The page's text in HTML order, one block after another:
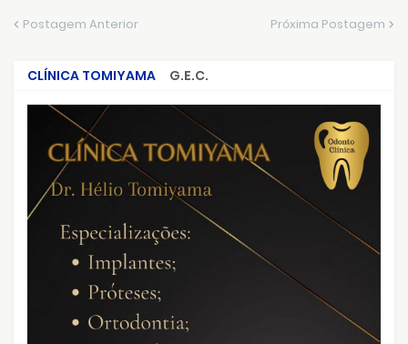
Postagem Anterior Próxima Postagem
CLÍNICA TOMIYAMA
G.E.C.
CRIMES QUE ABALARAM O BRASIL